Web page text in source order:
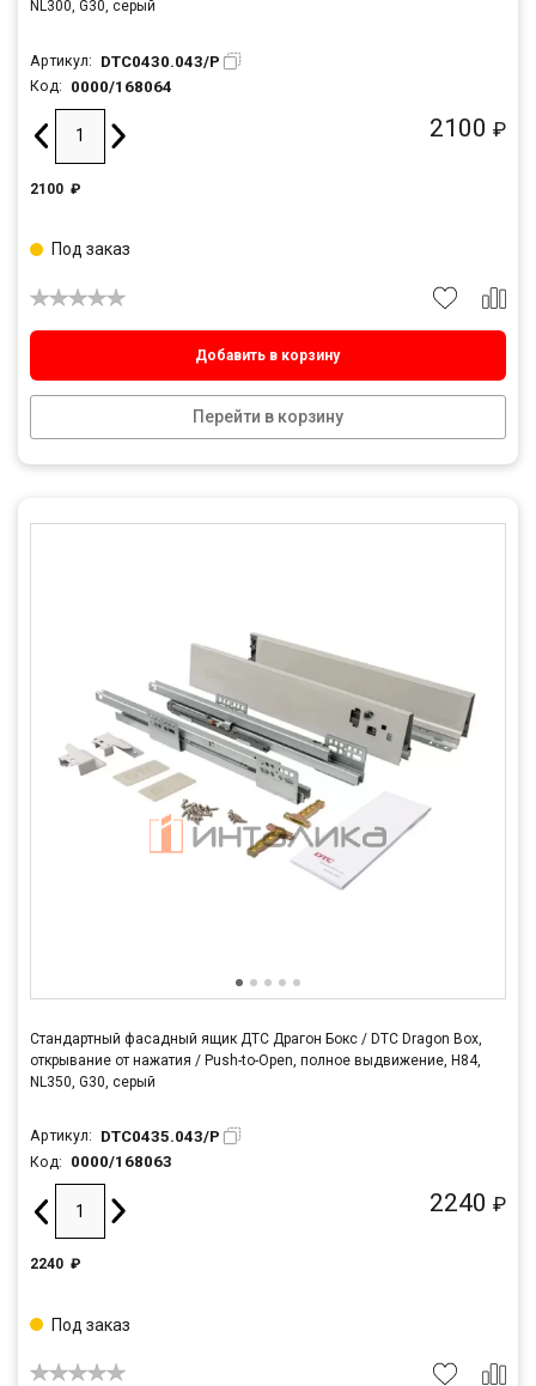
NL300, G30, серый
Артикул: DTC0430.043/P
Код: 0000/168064
2100 ₽
2100 ₽
Добавить в корзину
Перейти в корзину
Под заказ
Стандартный фасадный ящик ДТС Драгон Бокс / DTC Dragon Box,
открывание от нажатия / Push-to-Open, полное выдвижение, H84,
NL350, G30, серый
Артикул: DTC0435.043/P
Код: 0000/168063
2240 ₽
2240 ₽
Под заказ